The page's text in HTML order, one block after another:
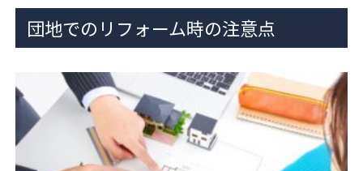
団地でのリフォーム時の注意点